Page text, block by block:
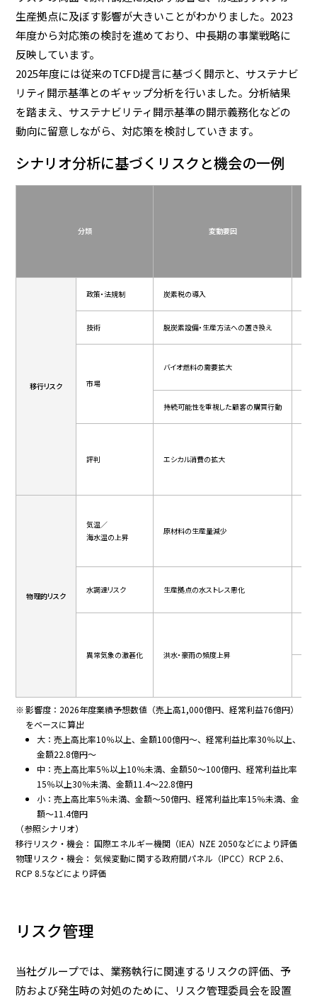
生産拠点に及ぼす影響が大きいことがわかりました。2023
年度から対応策の検討を進めており、中長期の事業戦略に
反映しています。
2025年度には従来のTCFD提言に基づく開示と、サステナビ
リティ開示基準とのギャップ分析を行いました。分析結果
を踏まえ、サステナビリティ開示基準の開示義務化などの
動向に留意しながら、対応策を検討していきます。
シナリオ分析に基づくリスクと機会の一例
分類 変動要因
移行リスク
政策・法規制 炭素税の導入
技術 脱炭素設備・生産方法への置き換え
市場
バイオ燃料の需要拡大
持続可能性を重視した顧客の購買行動
評判 エシカル消費の拡大
物理的リスク
気温／
海水温の上昇
原材料の生産量減少
水調達リスク 生産拠点の水ストレス悪化
異常気象の激甚化 洪水・豪雨の頻度上昇
影響度：2026年度業績予想数値（売上高1,000億円、経常利益76億円）
をベースに算出
大：売上高比率10％以上、金額100億円～、経常利益比率30％以上、
金額22.8億円～
中：売上高比率5％以上10％未満、金額50～100億円、経常利益比率
15％以上30％未満、金額11.4～22.8億円
小：売上高比率5％未満、金額～50億円、経常利益比率15％未満、金
額～11.4億円
（参照シナリオ）
移行リスク・機会： 国際エネルギー機関（IEA）NZE 2050などにより評価
物理リスク・機会： 気候変動に関する政府間パネル（IPCC）RCP 2.6、
RCP 8.5などにより評価
リスク管理
当社グループでは、業務執行に関連するリスクの評価、予
防および発生時の対処のために、リスク管理委員会を設置